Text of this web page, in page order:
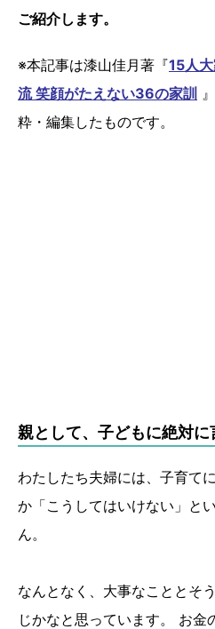
ご紹介します。
※本記事は漆山佳月著『15人
流 笑顔がたえない36の家訓
粋・編集したものです。
親として、子どもに絶対に
わたしたち夫婦には、子育て
か「こうしてはいけない」と
ん。
なんとなく、大事なこととそ
じかなと思っています。 お金